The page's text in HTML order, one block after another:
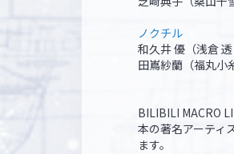
ノクチル
和久井 優（浅倉 透
田嶌紗蘭（福丸小
BILIBILI MACRO
本の著名アーティ
ます。